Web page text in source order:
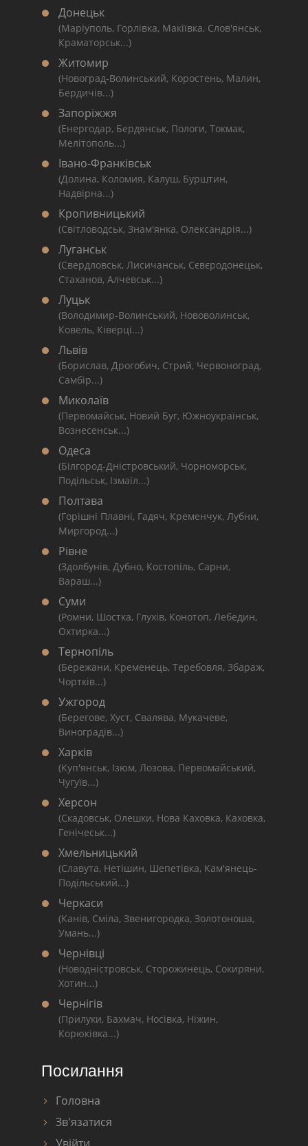
Донецьк
(Маріуполь, Горлівка, Макіївка, Слов'янськ,
Краматорськ...)
Житомир
(Новоград-Волинський, Коростень, Малин,
Бердичів...)
Запоріжжя
(Енергодар, Бердянськ, Пологи, Токмак,
Мелітополь...)
Івано-Франківськ
(Долина, Коломия, Калуш, Бурштин,
Надвірна...)
Кропивницький
(Світловодськ, Знам'янка, Олександрія...)
Луганськ
(Свердловськ, Лисичанськ, Сєвєродонецьк,
Стаханов, Алчевськ...)
Луцьк
(Володимир-Волинський, Нововолинськ,
Ковель, Ківерці...)
Львів
(Борислав, Дрогобич, Стрий, Червоноград,
Самбір...)
Миколаїв
(Первомайськ, Новий Буг, Южноукраїнськ,
Вознесенськ...)
Одеса
(Білгород-Дністровський, Чорноморськ,
Подільськ, Ізмаїл...)
Полтава
(Горішні Плавні, Гадяч, Кременчук, Лубни,
Миргород...)
Рівне
(Здолбунів, Дубно, Костопіль, Сарни,
Вараш...)
Суми
(Ромни, Шостка, Глухів, Конотоп, Лебедин,
Охтирка...)
Тернопіль
(Бережани, Кременець, Теребовля, Збараж,
Чортків...)
Ужгород
(Берегове, Хуст, Свалява, Мукачеве,
Виноградів...)
Харків
(Куп'янськ, Ізюм, Лозова, Первомайський,
Чугуїв...)
Херсон
(Скадовськ, Олешки, Нова Каховка, Каховка,
Генічеськ...)
Хмельницький
(Славута, Нетішин, Шепетівка, Кам'янець-
Подільський...)
Черкаси
(Канів, Сміла, Звенигородка, Золотоноша,
Умань...)
Чернівці
(Новодністровськ, Сторожинець, Сокиряни,
Хотин...)
Чернігів
(Прилуки, Бахмач, Носівка, Ніжин,
Корюківка...)
Посилання
Головна
Зв'язатися